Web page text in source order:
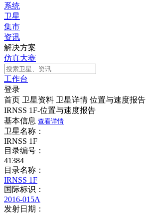
系统
卫星
集市
资讯
解决方案
仿真大赛
工作台
登录
首页 卫星资料 卫星详情 位置与速度报告
IRNSS 1F-位置与速度报告
基本信息 查看详情
卫星名称：
IRNSS 1F
目录编号：
41384
目录名称：
IRNSS 1F
国际标识：
2016-015A
发射日期：